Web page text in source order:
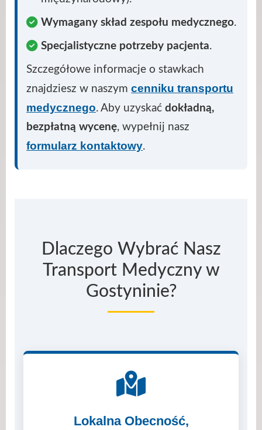
Wymagany skład zespołu medycznego.
Specjalistyczne potrzeby pacjenta.
Szczegółowe informacje o stawkach
znajdziesz w naszym cenniku transportu
medycznego. Aby uzyskać dokładną,
bezpłatną wycenę, wypełnij nasz
formularz kontaktowy.
Dlaczego Wybrać Nasz
Transport Medyczny w
Gostyninie?
Lokalna Obecność,